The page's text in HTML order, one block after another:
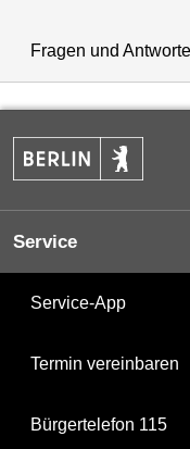
Fragen und
Service
Service-App
Termin vereinbaren
Bürgertelefon 115